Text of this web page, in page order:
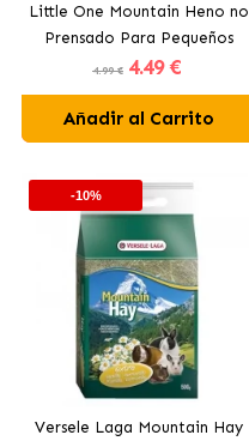
Little One Mountain Heno no
Prensado Para Pequeños
Mamíferos
4.99 € 4.49 €
Añadir al Carrito
-10%
Versele Laga Mountain Hay